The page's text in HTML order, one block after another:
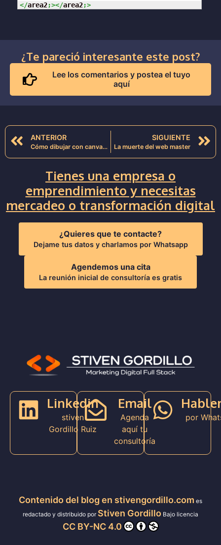
</area2;></area2;>
¿Te pareció interesante este post?
Lee los comentarios y postea el tuyo
aquí
ANTERIOR
Cómo dibujar con canvas y ciclos -HTML5
SIGUIENTE
La muerte del web master
Tienes una empresa o
emprendimiento y necesitas
mercadeo o transformación digital
Agendemos una cita
La reunión inicial de consultoría es gratis
¿Quieres que te contacte?
Dejame tus datos y charlamos por Whatsapp
Linkedin
stiven
Gordillo Ruiz
Email
Agenda
aquí tu
consultoría
por
Contenido del blog en stivengordillo.com es
redactado y distribuido por Stiven Gordillo Bajo licencia
CC BY-NC 4.0